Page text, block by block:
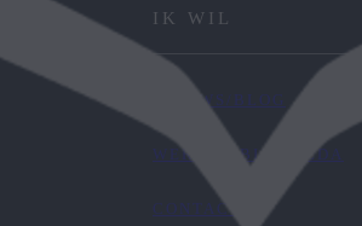
IK WIL
NIEUWS/BLOG
WERKEN BIJ MAZDA
CONTACT